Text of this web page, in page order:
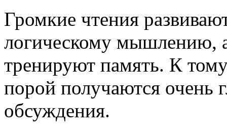
Громкие чтения
логическому мышлению,
тренируют память. К
порой получаются очень
обсуждения.